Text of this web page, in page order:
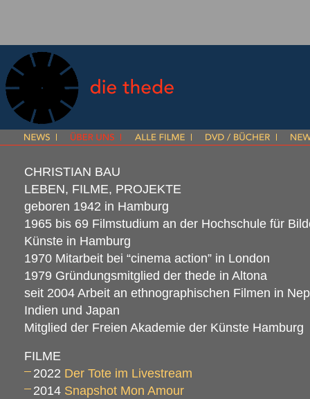
CHRISTIAN BAU
LEBEN, FILME, PROJEKTE
geboren 1942 in Hamburg
1965 bis 69 Filmstudium an der Hochschule für
Künste in Hamburg
1970 Mitarbeit bei “cinema action” in London
1979 Gründungsmitglied der thede in Altona
seit 2004 Arbeit an ethnographischen Filmen in
Indien und Japan
Mitglied der Freien Akademie der Künste Hamburg
FILME
2022 Der Tote im Livestream
2014 Snapshot Mon Amour